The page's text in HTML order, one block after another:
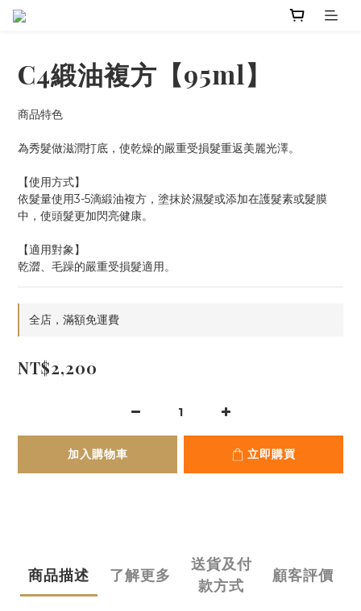
C4緞油複方【95ml】
商品特色
為秀髮做滋潤打底，使乾燥的嚴重受損髮重返美麗光澤。
【使用方式】
依髮量使用3-5滴緞油複方，塗抹於濕髮或添加在護髮素或髮膜
中，使頭髮更加閃亮健康。
【適用對象】
乾澀、毛躁的嚴重受損髮適用。
全店，滿額免運費
NT$2,200
加入購物車 立即購買
商品描述 了解更多
送貨及付
款方式
顧客評價